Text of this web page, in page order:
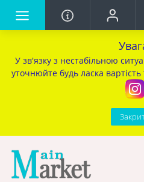
У зв'язку з нестабільною
уточнюйте будь ласка